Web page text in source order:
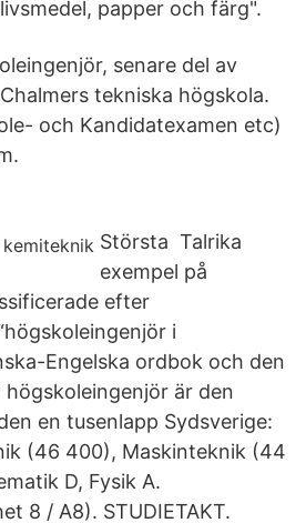
papper och färg".
senare del av
tekniska högskola.
och Kandidatexamen etc)
Största Talrika
exempel på
efter
i
Engelska ordbok och den
är den
en tusenlapp Sydsverige:
(46 400), Maskinteknik (44
D, Fysik A.
8 / A8). STUDIETAKT.